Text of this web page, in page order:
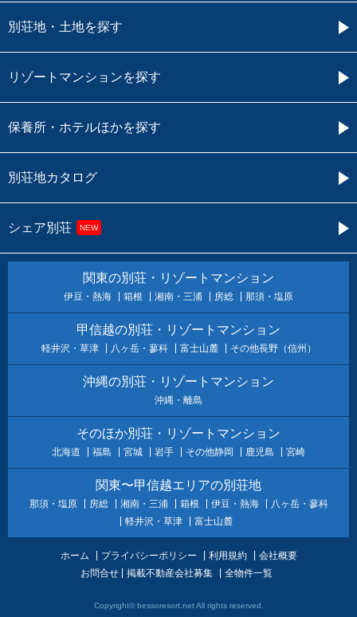
別荘地・土地を探す
リゾートマンションを探す
保養所・ホテルほかを探す
別荘地カタログ
シェア別荘 NEW
関東の別荘・リゾートマンション
伊豆・熱海 箱根 湘南・三浦 房総 那須・塩原
甲信越の別荘・リゾートマンション
軽井沢・草津 八ヶ岳・蓼科 富士山麓 その他長野（信州）
沖縄の別荘・リゾートマンション
沖縄・離島
そのほか別荘・リゾートマンション
北海道 福島 宮城 岩手 その他静岡 鹿児島 宮崎
関東〜甲信越エリアの別荘地
那須・塩原 房総 湘南・三浦 箱根 伊豆・熱海
八ヶ岳・蓼科
軽井沢・草津
富士山麓
ホーム プライバシーポリシー 利用規約
会社概要
お問合せ
掲載不動産会社募集 全物件一覧
Copyright© bessoresort.net All rights reserved.